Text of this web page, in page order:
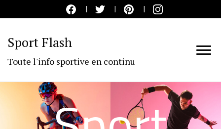
Sport Flash
Toute l'info sportive en continu